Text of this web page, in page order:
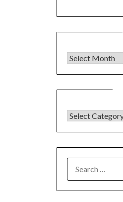
Arsip
KATEGORI
FOR: